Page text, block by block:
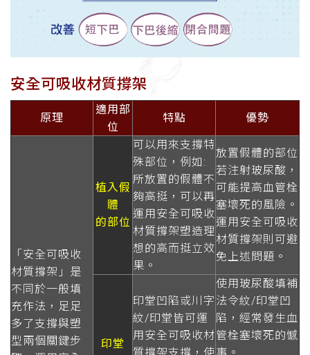
安全可吸收材質撐架
原理
適用部
位
特點 優勢
「安全可吸收
材質撐架」是
不同於一般填
充作法，足足
多了支撐與塑
型兩個關鍵步
植入假
體
的部位
可以用來支撐特
殊部位，例如:
所放置的假體不
夠高挺，可以再
運用安全可吸收
材質撐架塑造理
想的高而挺立效
果。
放置假體的部位
若注射玻尿酸，
可能提高血管栓
塞壞死的風險。
運用安全可吸收
材質撐架則可避
免上述問題。
印堂
印堂凹陷或川字
紋/印堂皆可運
用安全可吸收材
使用玻尿酸填補
法令紋/印堂凹
陷，經常發生血
管栓塞壞死的憾